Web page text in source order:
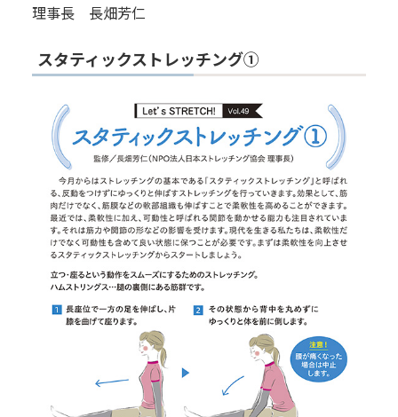
理事長 長畑芳仁
スタティックストレッチング①